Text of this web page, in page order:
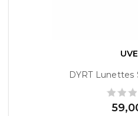
DYRT Lunettes
Prix